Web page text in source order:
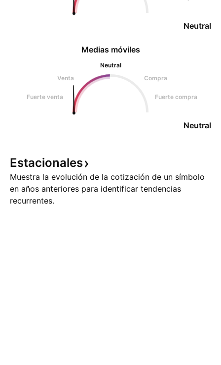
Neutral
Medias móviles
Neutral
Venta
Compra
Fuerte venta Fuerte compra
Neutral
Estacionales
Muestra la evolución de la cotización de un símbolo
en años anteriores para identificar tendencias
recurrentes.